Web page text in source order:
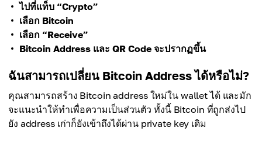
ไปที่แท็บ “Crypto”
เลือก Bitcoin
เลือก “Receive”
Bitcoin Address และ QR Code จะปรากฏขึ้น
ฉันสามารถเปลี่ยน Bitcoin Address ได้หรือไม่?
คุณสามารถสร้าง Bitcoin address ใหม่ใน wallet ได้ และมัก
จะแนะนำให้ทำเพื่อความเป็นส่วนตัว ทั้งนี้ Bitcoin ที่ถูกส่งไป
ยัง address เก่าก็ยังเข้าถึงได้ผ่าน private key เดิม